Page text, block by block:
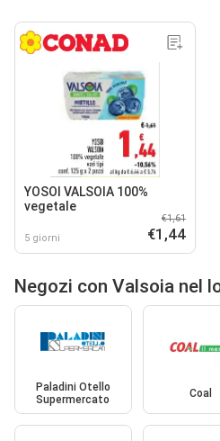
YOSOI VALSOIA 100%
vegetale
5 giorni
€1,61
€1,44
Negozi con Valsoia nel
Paladini Otello
Supermercato
Coal